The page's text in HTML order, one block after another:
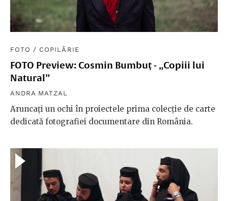
FOTO / COPILĂRIE
FOTO Preview: Cosmin Bumbuț - „Copiii lui
Natural”
ANDRA MATZAL
Aruncați un ochi în proiectele prima colecție de carte
dedicată fotografiei documentare din România.